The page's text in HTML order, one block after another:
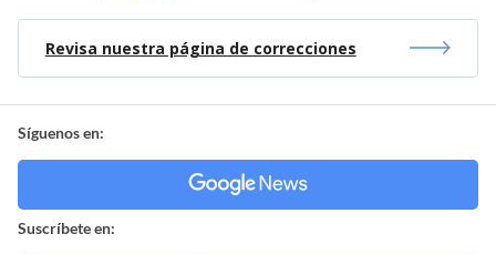
Revisa nuestra página de correcciones
Síguenos en:
Suscríbete en: